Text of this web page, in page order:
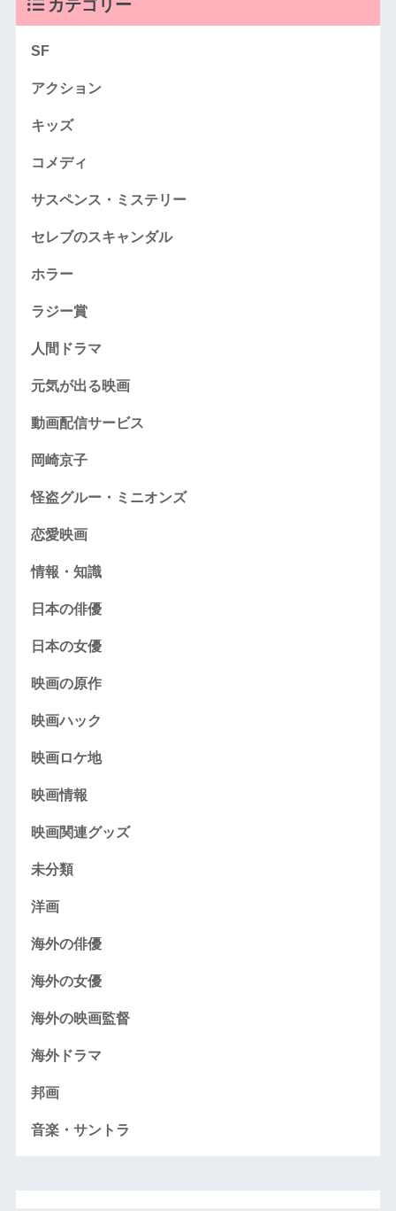
カテゴリー
SF
アクション
キッズ
コメディ
サスペンス・ミステリー
セレブのスキャンダル
ホラー
ラジー賞
人間ドラマ
元気が出る映画
動画配信サービス
岡崎京子
怪盗グルー・ミニオンズ
恋愛映画
情報・知識
日本の俳優
日本の女優
映画の原作
映画ハック
映画ロケ地
映画情報
映画関連グッズ
未分類
洋画
海外の俳優
海外の女優
海外の映画監督
海外ドラマ
邦画
音楽・サントラ